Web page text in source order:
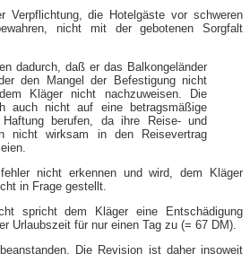
Verpflichtung, die Hotelgäste vor schweren
nicht mit der gebotenen Sorgfalt
dadurch, daß er das Balkongeländer
den Mangel der Befestigung nicht
Kläger nicht nachzuweisen. Die
auch nicht auf eine betragsmäßige
Haftung berufen, da ihre Reise- und
nicht wirksam in den Reisevertrag
nicht erkennen und wird, dem Kläger
in Frage gestellt.
spricht dem Kläger eine Entschädigung
Urlaubszeit für nur einen Tag zu (= 67 DM).
Die Revision ist daher insoweit